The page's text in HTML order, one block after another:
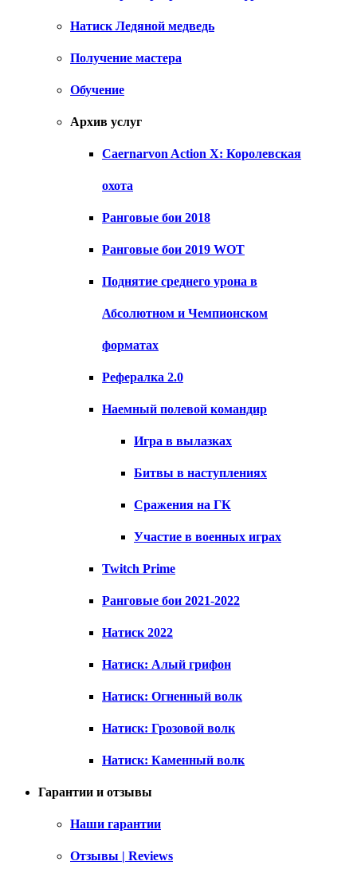
Натиск Ледяной медведь
Получение мастера
Обучение
Архив услуг
Caernarvon Action X: Королевская
охота
Ранговые бои 2018
Ранговые бои 2019 WOT
Поднятие среднего урона в
Абсолютном и Чемпионском
форматах
Рефералка 2.0
Наемный полевой командир
Игра в вылазках
Битвы в наступлениях
Сражения на ГК
Участие в военных играх
Twitch Prime
Ранговые бои 2021-2022
Натиск 2022
Натиск: Алый грифон
Натиск: Огненный волк
Натиск: Грозовой волк
Натиск: Каменный волк
Гарантии и отзывы
Наши гарантии
Отзывы | Reviews